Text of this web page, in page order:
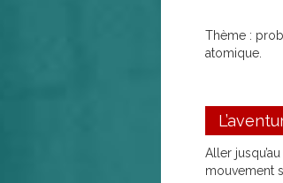
Thème :
atomique.
Aller
mouvement